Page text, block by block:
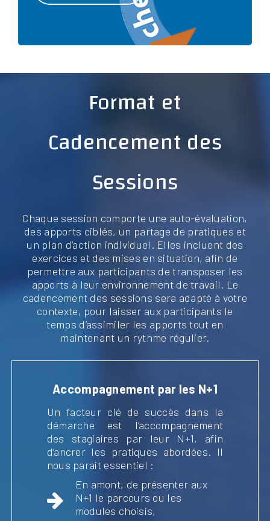
Format et
Cadencement des
Sessions
Chaque session comporte une auto-évaluation,
des apports ciblés, un partage de pratiques et
un plan d’action individuel. Elles incluent des
exercices et des mises en situation, afin de
permettre aux participants de transposer les
apports à leur environnement de travail. Le
cadencement des sessions sera adapté à votre
contexte, pour laisser aux participants le
temps d’assimiler les apports tout en
maintenant un rythme régulier.
Accompagnement par les N+1
Un facteur clé de succès dans la
démarche est l’accompagnement
des stagiaires par leur N+1, afin
d’ancrer les pratiques abordées. Il
nous parait essentiel :
En amont, de présenter aux
N+1 le parcours ou les
modules choisis,